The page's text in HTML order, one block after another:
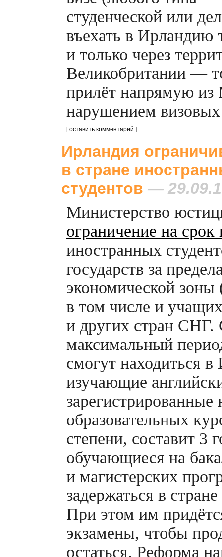
студенческой или
въехать в Ирландию
и только через
Великобритании —
прилёт напрямую
нарушением
[оставить комментарий ]
Ирландия
в стране
студентов —
Министерство
ограничение на
иностранных
государств за
экономической зоны
в том числе и
и других стран СНГ.
максимальный
смогут находиться
изучающие
зарегистрированные
образовательных
степени, составит 3
обучающиеся на
и магистерских
задержаться в
При этом им
экзамены, чтобы
остаться. Реформа